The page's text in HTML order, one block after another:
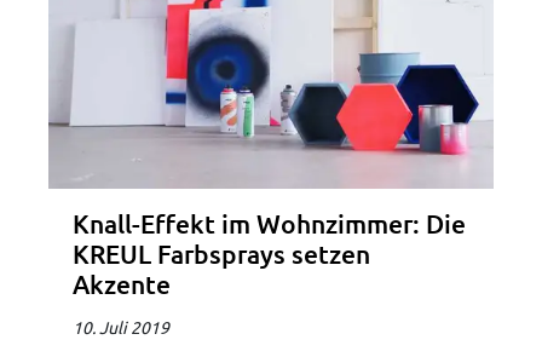
Knall-Effekt im Wohnzimmer: Die
KREUL Farbsprays setzen
Akzente
10. Juli 2019